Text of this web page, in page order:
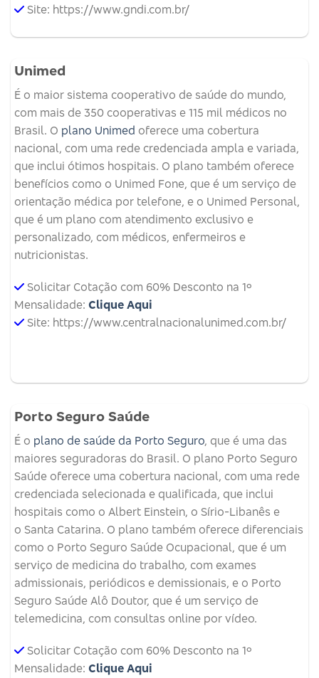
Site: https://www.gndi.com.br/
Unimed
É o maior sistema cooperativo de saúde do mundo,
com mais de 350 cooperativas e 115 mil médicos no
Brasil. O plano Unimed oferece uma cobertura
nacional, com uma rede credenciada ampla e variada,
que inclui ótimos hospitais. O plano também oferece
benefícios como o Unimed Fone, que é um serviço de
orientação médica por telefone, e o Unimed Personal,
que é um plano com atendimento exclusivo e
personalizado, com médicos, enfermeiros e
nutricionistas.
Solicitar Cotação com 60% Desconto na 1º
Mensalidade: Clique Aqui
Site: https://www.centralnacionalunimed.com.br/
Porto Seguro Saúde
É o plano de saúde da Porto Seguro, que é uma das
maiores seguradoras do Brasil. O plano Porto Seguro
Saúde oferece uma cobertura nacional, com uma rede
credenciada selecionada e qualificada, que inclui
hospitais como o Albert Einstein, o Sírio-Libanês e
o Santa Catarina. O plano também oferece diferenciais
como o Porto Seguro Saúde Ocupacional, que é um
serviço de medicina do trabalho, com exames
admissionais, periódicos e demissionais, e o Porto
Seguro Saúde Alô Doutor, que é um serviço de
telemedicina, com consultas online por vídeo.
Solicitar Cotação com 60% Desconto na 1º
Mensalidade: Clique Aqui